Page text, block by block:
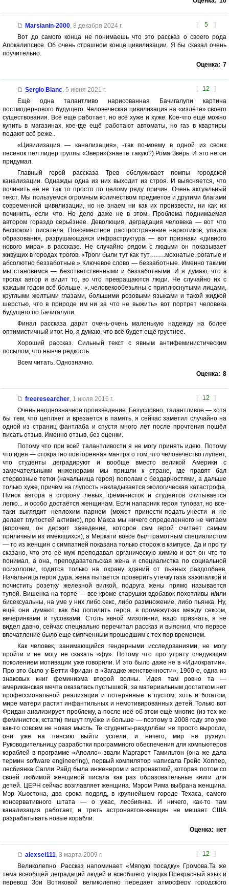
[ 5 ]
Marsianin-2000, 8 декабря 2024 г.
Вот до самого конца не понимаешь что это рассказ о своего рода
Апокалипсисе. Об очень страшном конце цивилизации. Я бы сказал очень
поучительно.
Оценка: 7
[ 12 ]
Sergio Blanc, 5 июня 2021 г.
Ещё одна талантливо нарисованная Бачигалупи картина
постмодернового будущего. Человеческая цивилизация на «излёте» своего
существования. Всё ещё работает, но всё хуже и хуже. Кое-что ещё можно
купить в магазинах, кое-где ещё работают автоматы, но газ в квартиры
подают всё реже..
«Цивилизация — канализация», -так по-моему в одной из своих
песенок пел лидер группы «Звери»(знаете такую?) Рома Зверь. И это не он
придумал.
Главный герой рассказа Трев обслуживает помпы городской
канализации. Однажды одна из них выходит из строя. И выясняется, что
починить её не так то просто по целому ряду причин. Очень актуальный
текст. Мы пользуемся огромным количеством предметов и другими благами
современной цивилизации, но не знаем ни как их произвести, ни как их
починить, если что. Но дело даже не в этом. Проблема поднимаемая
автором гораздо серьёзнее. Деволюция, деградация человека — вот что
беспокоит писателя. Повсеместное распространение наркотиков, упадок
образования, разрушающаяся инфраструктура — вот признаки «дивного
нового мира» в рассказе. Не случайно рядом с людьми он показывает
живущих в городах трогов. «Троги были тут как тут……..мохнатые, рогатые и
абсолютно беззаботные.» Ключевое слово — беззаботные. Именно такими
мы становимся — безответственными и беззаботными. И я думаю, что в
трогах автор и видит то, во что превращаются люди. Не случайно их с
каждым годом всё больше. «..человекообезьяны с приплюснутыми лицами,
круглыми желтыми глазами, большими розовыми языками и такой жидкой
шерстью, что в природе им ни за что не выжить» вот портрет человека
будущего по Бачигалупи.
Финал рассказа дарит очень-очень маленькую надежду на более
оптимистичный итог. Но, я думаю, что всё будет ещё грустнее.
Хороший рассказ. Сильный текст с явным антифеминистическим
посылом, что нынче редкость.
Всем читать. Однозначно.
Оценка: 8
[ 12 ]
freeresearcher, 1 июля 2016 г.
Очень неоднозначное произведение. Безусловно, талантливое — хотя
бы тем, что цепляет и врезается в память, я сейчас заметил случайно на
одной из страниц фантлаба и спустя много лет после прочтения пошёл
писать отзыв. Именно отзыв, без оценки.
Потому что при всей талантливости я не могу принять идею. Потому
что идея — стократно повторенная мантра о том, что человечество глупеет,
что студенты деградируют и вообще вместо великой Америки с
замечательными инженерами мы пришли к стране, где правят бал
стервозные тетки (начальница героя) пополам с бездарностями, а дальше
только хуже, причём на глупость накладывается экологическая катастрофа.
Пинок автора в сторону левых, феминисток и студентов считывается
легко... и особо достаётся женщинам. Если напарник героя туповат, но все-
таки выглядит неплохим парнем (может принести-подать-унести и не
делает глупостей активно), про Макса мы ничего определенного не читаем
(впрочем, он держит заведение, которое сам герой считает самым
приличным из имеющихся), а Меркати вовсе был грамотным специалистом
— то из женщин с симпатией показана только сторож в кампусе. Да и про ту
сказано, что это её муж преподавал органическую химию и вот он что-то
понимал, а она, преподавательская жена и специалистка по социальной
психологии, годится только на охрану зданий от пьяных раздолбаев.
Начальница героя дура, жена пытается проверить утечку газа зажигалкой и
почистить розетку железной вилкой, подруга жены прямо называется
тупой. Вишенка на торте — все кроме старушки вдобавок похотливы и/или
бисексуальны, на уме у них либо секс, либо размножение, либо пьянка. Ну,
ещё они думают, как бы попилить героя, в промежутках между сексом,
вечеринками и тусовками. Столь явной мизогинии, надо признать, я не
видел давно, сейчас специально перечитал рассказ и выяснил, что первое
впечатление было еще смягченным прошедшим с тех пор временем.
Как человек, занимающийся гендерными исследованиями, не могу
пройти и не могу не сказать «фу». Потому что про утрату следующим
поколением мотивации уже говорили. И это было даже не в «Идиократии».
Про это было у Бетти Фридан в «Загадке женственности», 1960-е, одна из
знаковых книг феминизма второй волны. Идея там ровно та —
американская мечта оказалась пустышкой, за материальным достатком нет
профессиональной реализации и потерянные в пустом, хоть и богатом,
мире матери растят инфантильных и немотивированных детей. Только вот
Фридан анализирует проблему, а после неё об этом ещё многие (из тех же
феминисток, кстати) пишут глубже и больше — поэтому в 2008 году это уже
как-то совсем не новая мысль. Те студенты-раздолбаи не просто выросли,
они уже на пенсию выйти успели, и ничего, мир не рухнул.
Руководительницу разработки программного обеспечения для компьютеров
кораблей в программе «Аполло» звали Маргарет Гамильтон (она же дала
термин software engineering), первый компилятор написала Грейс Хоппер,
лесбиянка Салли Райд была инженером и астронавткой, которая потом со
своей любимой женщиной писала как раз образовательные книги для
детей. ЦЕРН сейчас возглавляет женщина. Мэром Рима выбрана женщина.
Мэр Хьюстона, два срока подряд, в крупнейшем городе Техаса, самого
консервативного штата — о ужас, лесбиянка. И ничего, как-то там
канализация работает, и треть астронавтов-женщин не мешает США
разрабатывать новые корабли.
Оценка: нет
[ 12 ]
alexsei111, 3 марта 2009 г.
Великолепно .Рассказ напоминает «Мягкую посадку» Громова.Та же
тема всеобщей деградаций людей и всеобшего упадка.Прекрасный язык и
перевод Зои Вотяковой великолепно передает атмосферу городского